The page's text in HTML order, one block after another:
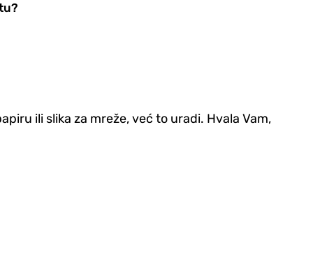
ili slika za mreže, već to uradi. Hvala Vam,